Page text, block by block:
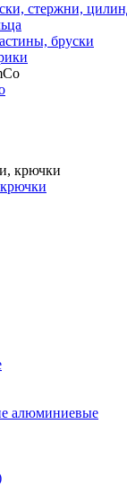
стержни,
бруски
алюминиевые